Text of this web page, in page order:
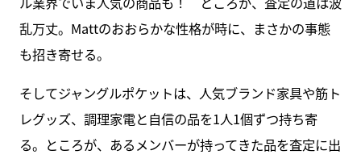
乱万丈。Mattのおおらかな性格が時に、まさかの事態
も招き寄せる。
そしてジャングルポケットは、人気ブランド家具や筋ト
レグッズ、調理家電と自信の品を1人1個ずつ持ち寄
る。ところが、あるメンバーが持ってきた品を査定に出